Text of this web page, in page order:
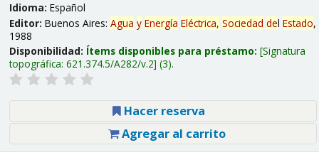
Idioma: Español
Editor: Buenos Aires: Agua y Energía Eléctrica, Sociedad del Estado,
1988
Disponibilidad: Ítems disponibles para préstamo: Signatura
topográfica: 621.374.5/A282/v.2 (3).
Hacer reserva
Agregar al carrito